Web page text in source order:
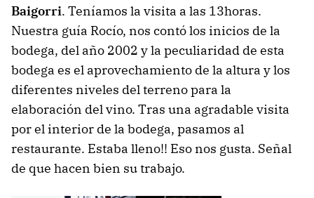
Baigorri. Teníamos la visita a las 13horas.
Nuestra guía Rocío, nos contó los inicios de la
bodega, del año 2002 y la peculiaridad de esta
bodega es el aprovechamiento de la altura y los
diferentes niveles del terreno para la
elaboración del vino. Tras una agradable visita
por el interior de la bodega, pasamos al
restaurante. Estaba lleno!! Eso nos gusta. Señal
de que hacen bien su trabajo.